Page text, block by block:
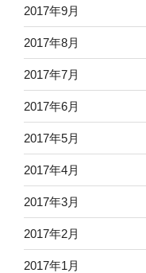
2017年9月
2017年8月
2017年7月
2017年6月
2017年5月
2017年4月
2017年3月
2017年2月
2017年1月